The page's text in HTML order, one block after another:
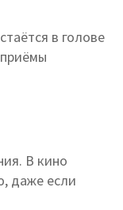
в голове
В кино
даже если